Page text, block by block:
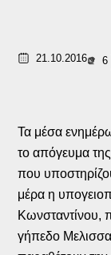
21.10.2016 6
Τα μέσα
το απόγευμα
που
μέρα η
Κωνσταντίνου,
γήπεδο